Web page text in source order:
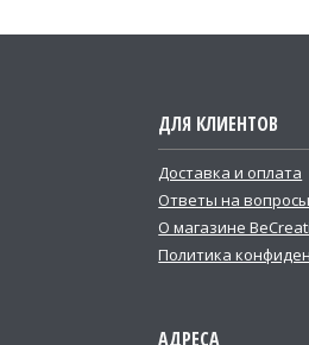
ДЛЯ КЛИЕНТОВ
Доставка и оплата
Ответы на вопросы
О магазине
Политика